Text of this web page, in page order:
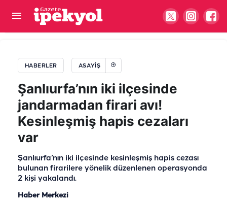
HABERLER ASAYIŞ
Şanlıurfa’nın iki ilçesinde
jandarmadan firari avı!
Kesinleşmiş hapis cezaları
var
Şanlıurfa’nın iki ilçesinde kesinleşmiş hapis cezası
bulunan firarilere yönelik düzenlenen operasyonda
2 kişi yakalandı.
Haber Merkezi
Şanlıurfa’da korkutan patlama: Ortalık bir anda